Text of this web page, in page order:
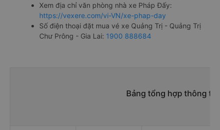
Xem địa chỉ văn phòng nhà xe Pháp Đấy:
https://vexere.com/vi-VN/xe-phap-day
Số điện thoại đặt mua vé xe Quảng Trị - Quảng Trị
Chư Prông - Gia Lai: 1900 888684
Bảng tổng hợp thông